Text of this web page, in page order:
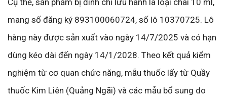
mang số đăng ký 893100060724, số lô 10370725. Lô
hàng này được sản xuất vào ngày 14/7/2025 và có hạn
dùng kéo dài đến ngày 14/1/2028. Theo kết quả kiểm
nghiệm từ cơ quan chức năng, mẫu thuốc lấy từ Quầy
thuốc Kim Liên (Quảng Ngãi) và các mẫu bổ sung do